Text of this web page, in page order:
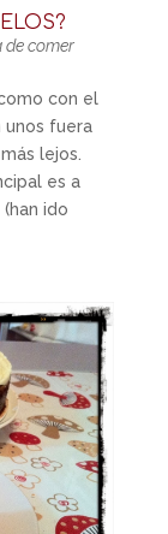
de comer
con el
unos fuera
lejos.
es a
ido